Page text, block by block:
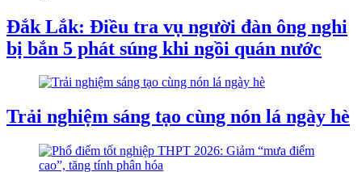
Đắk Lắk: Điều tra vụ người đàn ông nghi
bị bắn 5 phát súng khi ngồi quán nước
Trải nghiệm sáng tạo cùng nón lá ngày hè